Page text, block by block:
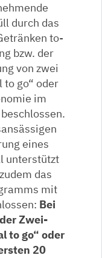
durch das
to-
bzw. der
von zwei
to go“ oder
im
eines
unterstützt
das
mit
Bei
Zwei-
to go“ oder
20